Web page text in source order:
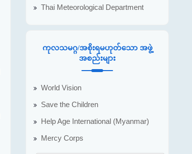
Thai Meteorological Department
ကုလသမဂ္ဂ/အစိုးရမဟုတ်သော အဖွဲ့
အစည်းများ
World Vision
Save the Children
Help Age International (Myanmar)
Mercy Corps